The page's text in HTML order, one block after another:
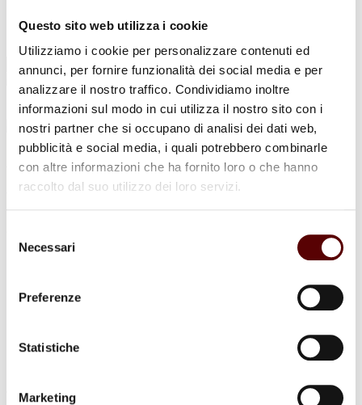
Questo sito web utilizza i cookie
Utilizziamo i cookie per personalizzare contenuti ed
annunci, per fornire funzionalità dei social media e per
analizzare il nostro traffico. Condividiamo inoltre
informazioni sul modo in cui utilizza il nostro sito con i
nostri partner che si occupano di analisi dei dati web,
pubblicità e social media, i quali potrebbero combinarle
con altre informazioni che ha fornito loro o che hanno
raccolto dal suo utilizzo dei loro servizi.
delNecessari
Preferenze
Statistiche
Marketing
Sedi Onoranze Funebri Ottani
per:
Ada Zecchi